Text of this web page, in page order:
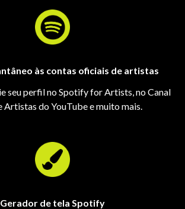
às contas oficiais de artistas
seu perfil no Spotify for Artists, no Canal
do YouTube e muito mais.
Gerador de tela Spotify